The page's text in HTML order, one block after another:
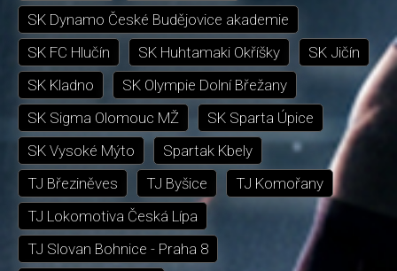
SK Dynamo České Budějovice akademie
SK FC Hlučín
SK Huhtamaki Okříšky
SK Jičín
SK Kladno
SK Olympie Dolní Břežany
SK Sigma Olomouc MŽ
SK Sparta Úpice
SK Vysoké Mýto
Spartak Kbely
TJ Březiněves
TJ Byšice
TJ Komořany
TJ Lokomotiva Česká Lípa
TJ Slovan Bohnice - Praha 8